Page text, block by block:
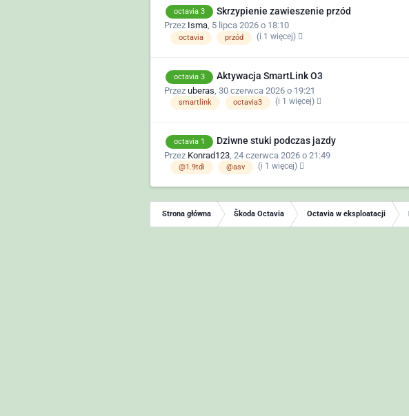
octavia 3 Skrzypienie zawieszenie przód
Przez Isma, 5 lipca 2026 o 18:10
octavia przód (i 1 więcej)
octavia 3 Aktywacja SmartLink O3
Przez uberas 30 czerwca 2026 o 19:21
smartlink octavia3 (i 1 więcej)
octavia 1 Dziwne stuki podczas jazdy
Przez Konrad123, 24 czerwca 2026 o 21:49
@1.9tdi @asv (i 1 więcej)
Strona główna Škoda Octavia Octavia w eksploatacji